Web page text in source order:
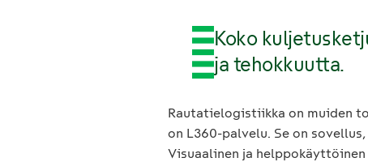
Koko
ja tehokkuutta.
Rautatielogistiikka on muiden
on L360-palvelu. Se on
Visuaalinen ja